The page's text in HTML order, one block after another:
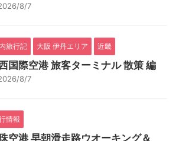
8/7
旅行記 大阪 伊丹エリア 近畿
国際空港 旅客ターミナル 散策 編
8/7
情報
空港 早朝滑走路ウオーキング＆